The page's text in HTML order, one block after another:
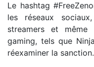
Le hashtag
les réseaux
streamers et
gaming, tels que
réexaminer la sanction.